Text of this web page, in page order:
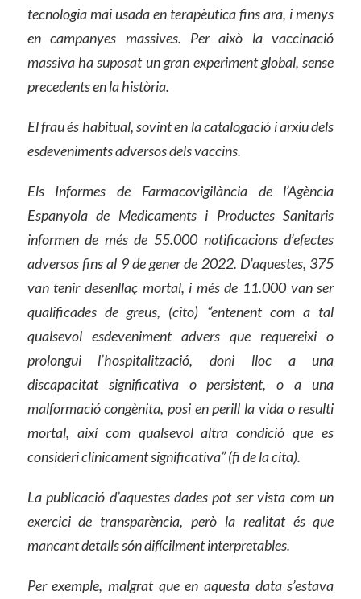
tecnologia mai usada en terapèutica fins ara, i menys
en campanyes massives. Per això la vaccinació
massiva ha suposat un gran experiment global, sense
precedents en la història.
El frau és habitual, sovint en la catalogació i arxiu dels
esdeveniments adversos dels vaccins.
Els Informes de Farmacovigilància de l’Agència
Espanyola de Medicaments i Productes Sanitaris
informen de més de 55.000 notificacions d’efectes
adversos fins al 9 de gener de 2022. D’aquestes, 375
van tenir desenllaç mortal, i més de 11.000 van ser
qualificades de greus, (cito) “entenent com a tal
qualsevol esdeveniment advers que requereixi o
prolongui l’hospitalització, doni lloc a una
discapacitat significativa o persistent, o a una
malformació congènita, posi en perill la vida o resulti
mortal, així com qualsevol altra condició que es
consideri clínicament significativa” (fi de la cita).
La publicació d’aquestes dades pot ser vista com un
exercici de transparència, però la realitat és que
mancant detalls són difícilment interpretables.
Per exemple, malgrat que en aquesta data s’estava